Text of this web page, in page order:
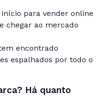
para vender online
chegar ao mercado
encontrado
espalhados por todo o
Há quanto